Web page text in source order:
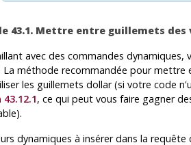
43.1. Mettre entre guillemets
avec des commandes
La méthode recommandée pour
les guillemets dollar (si votre code
, ce qui peut vous faire gagner
dynamiques à insérer dans la